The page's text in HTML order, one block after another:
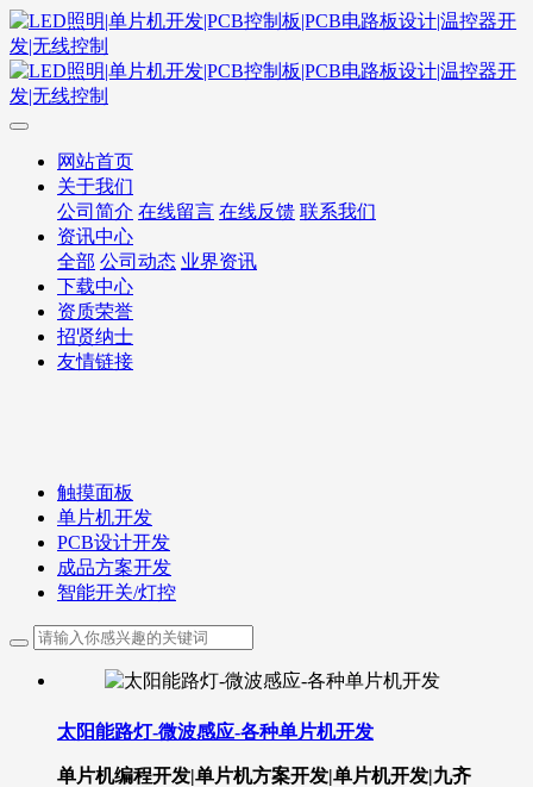
网站首页
关于我们
公司简介 在线留言 在线反馈 联系我们
资讯中心
全部 公司动态 业界资讯
下载中心
资质荣誉
招贤纳士
友情链接
触摸面板
单片机开发
PCB设计开发
成品方案开发
智能开关/灯控
太阳能路灯-微波感应-各种单片机开发
单片机编程开发|单片机方案开发|单片机开发|九齐